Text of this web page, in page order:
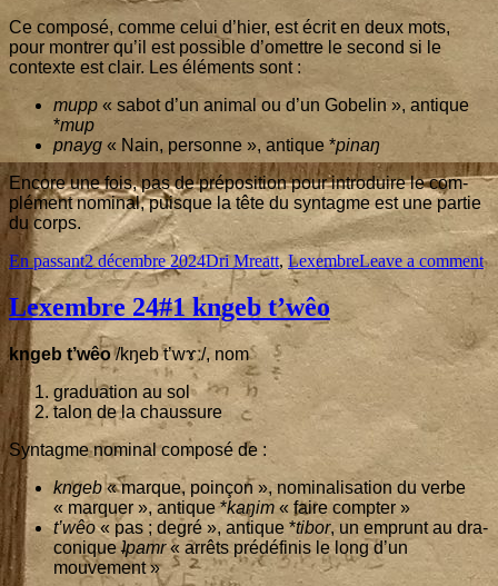
Ce com­po­sé, comme celui d’hier, est écrit en deux mots,
pour mon­trer qu’il est pos­sible d’o­mettre le second si le
contexte est clair. Les élé­ments sont :
mupp « sabot d’un ani­mal ou d’un Gobe­lin », antique
*mup
pnayg « Nain, per­sonne », antique *pinaŋ
Encore une fois, pas de pré­po­si­tion pour intro­duire le com­
plé­ment nomi­nal, puisque la tête du syn­tagme est une par­tie
du corps.
Format
En passantPublished
on
2 décembre 2024Categories
Dri Mreatt, LexembreLeave a comment
Lexembre 24#1kngeb t’wêo
kngeb t’wêo/kŋeb tʼwɤː/, nom
gra­dua­tion au sol
talon de la chaussure
Syn­tagme nomi­nal com­po­sé de :
kngeb« marque, poin­çon », nomi­na­li­sa­tion du verbe
« mar­quer », antique *kaŋim « faire compter »
t’wêo« pas ; degré », antique *tibor, un emprunt au dra­
co­niqueʇpamr« arrêts pré­dé­fi­nis le long d’un
mouvement »